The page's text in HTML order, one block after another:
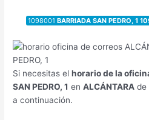
1098001 BARRIADA SAN PEDRO, 1
Si necesitas elhorario de la
SAN PEDRO, 1 enALCÁNTARA de
a continuación.